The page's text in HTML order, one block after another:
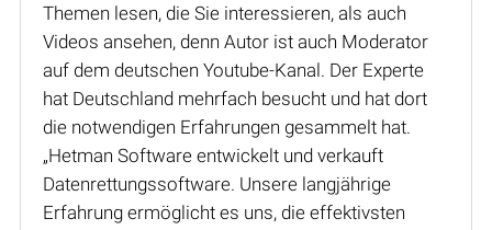
Themen lesen, die Sie interessieren, als auch
Videos ansehen, denn Autor ist auch Moderator
auf dem deutschen Youtube-Kanal. Der Experte
hat Deutschland mehrfach besucht und hat dort
die notwendigen Erfahrungen gesammelt hat.
„Hetman Software entwickelt und verkauft
Datenrettungssoftware. Unsere langjährige
Erfahrung ermöglicht es uns, die effektivsten